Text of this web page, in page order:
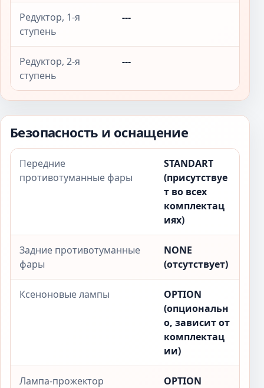
Редуктор, 1-я
ступень
---
Редуктор, 2-я
ступень
---
Безопасность и оснащение
Передние
противотуманные фары
STANDART
(присутствуе
т во всех
комплектац
иях)
Задние противотуманные
фары
NONE
(отсутствует)
Ксеноновые лампы
OPTION
(опциональн
о, зависит от
комплектац
ии)
Лампа-прожектор
OPTION